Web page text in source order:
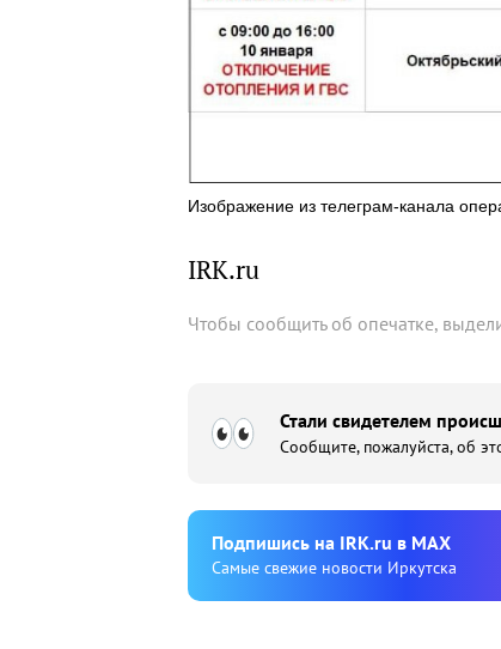
Изображение из телеграм-канала
IRK.ru
Чтобы сообщить об опечатке,
Стали свидетелем
Сообщите, пожалуйста, об
Подпишиcь на IRK.ru в MAX
Cамые свежие новости Иркутска